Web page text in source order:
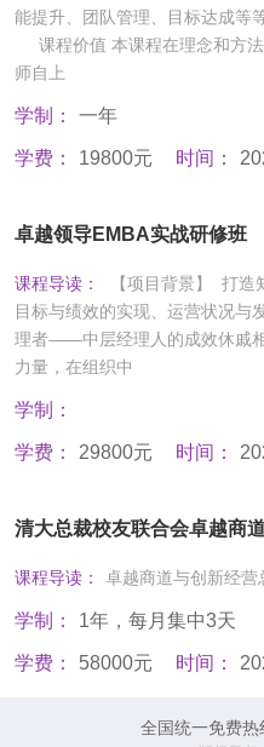
能提升、团队管理、目标达成等
课程价值 本课程在理念和方
师自上
学制： 一年
学费： 19800元 时间：
卓越领导EMBA实战研修班
课程导读：
【项目背景】 打造
目标与绩效的实现、运营状况与
理者——中层经理人的成效休戚
力量，在组织中
学制：
学费： 29800元 时间：
清大总裁校友联合会卓越商
课程导读： 卓越商道与创新经营
学制： 1年，每月集中3天
学费： 58000元 时间：
全国统一免费